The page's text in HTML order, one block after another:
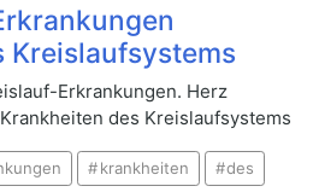
Kreislaufsystems
Erkrankungen. Herz
des Kreislaufsystems
krankheiten des